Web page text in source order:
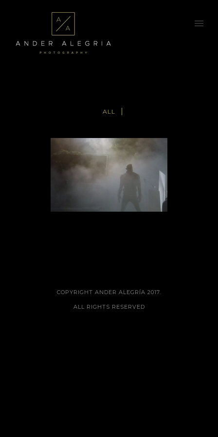
ALL
Otros Trabajos
Profesional
COPYRIGHT ANDER ALEGRÍA 2017.
ALL RIGHTS RESERVED